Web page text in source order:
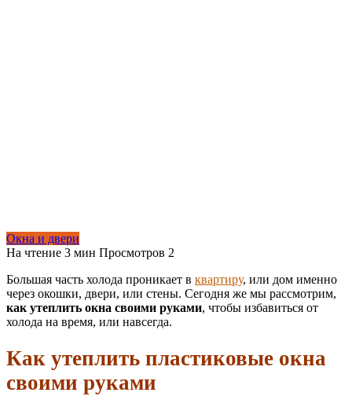
Окна и двери
На чтение 3 мин Просмотров 2
Большая часть холода проникает в квартиру, или дом именно
через окошки, двери, или стены. Сегодня же мы рассмотрим,
как утеплить окна своими руками, чтобы избавиться от
холода на время, или навсегда.
Как утеплить пластиковые окна
своими руками